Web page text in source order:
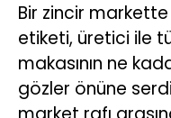
Bir zincir
etiketi, üretici ile
makasının ne
gözler önüne